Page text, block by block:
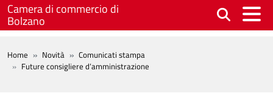
Salta al contenuto principale
Camera di commercio di
Bolzano
BREADCRUMB
Home Novità
Comunicati stampa
Future consigliere d’amministrazione